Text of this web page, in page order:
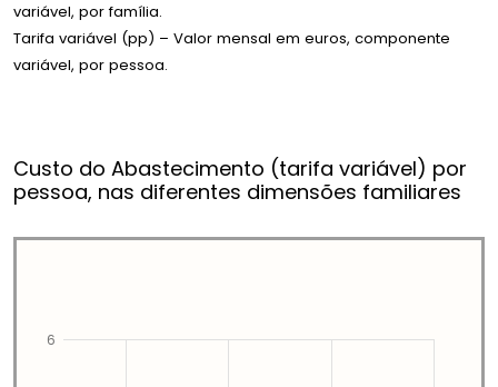
variável, por família.
Tarifa variável (pp) – Valor mensal em euros, componente
variável, por pessoa.
Custo do Abastecimento (tarifa variável) por
pessoa, nas diferentes dimensões familiares
6